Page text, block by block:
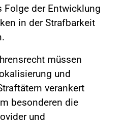
Folge der Entwicklung
in der Strafbarkeit
müssen
und
verankert
besonderen die
und